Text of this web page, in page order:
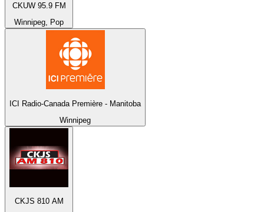
CKUW 95.9 FM
Winnipeg, Pop
ICI Radio-Canada Première - Manitoba
Winnipeg
CKJS 810 AM